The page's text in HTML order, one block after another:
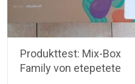
Produkttest: Mix-Box
Family von etepetete